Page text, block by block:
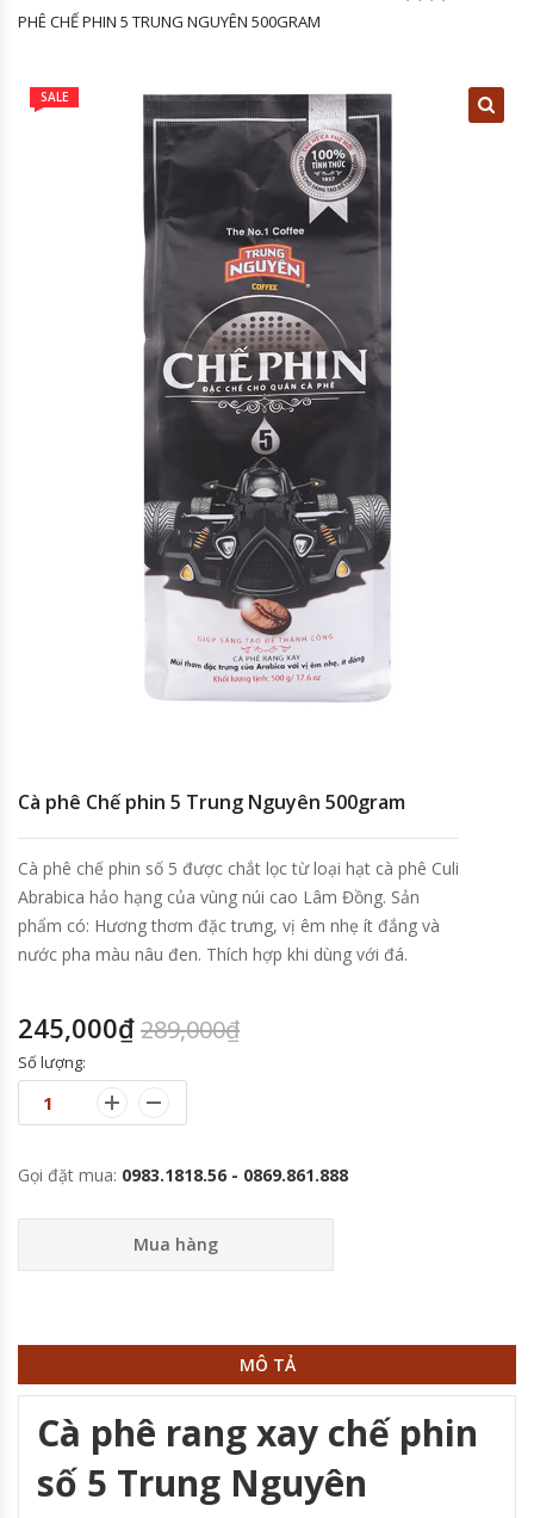
PHÊ CHẾ PHIN 5 TRUNG NGUYÊN 500GRAM
SALE
Cà phê Chế phin 5 Trung Nguyên 500gram
Cà phê chế phin số 5 được chắt lọc từ loại hạt cà phê Culi
Abrabica hảo hạng của vùng núi cao Lâm Đồng. Sản
phẩm có: Hương thơm đặc trưng, vị êm nhẹ ít đắng và
nước pha màu nâu đen. Thích hợp khi dùng với đá.
289,000₫
245,000₫
Số lượng:
Gọi đặt mua: 0983.1818.56 - 0869.861.888
Mua hàng
MÔ TẢ
Cà phê rang xay chế phin
số 5 Trung Nguyên